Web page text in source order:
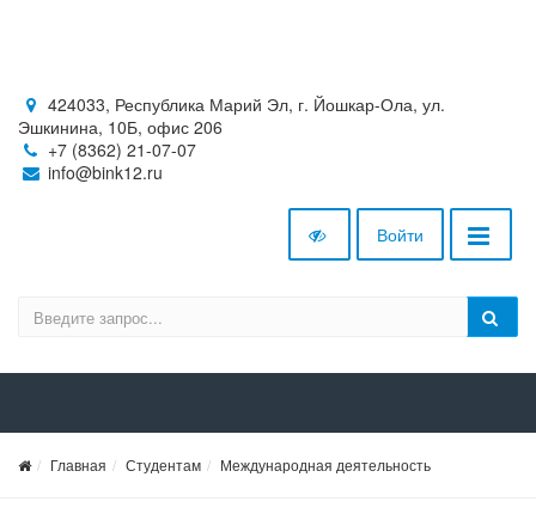
424033, Республика Марий Эл, г. Йошкар-Ола, ул.
Эшкинина, 10Б, офис 206
+7 (8362) 21-07-07
info@bink12.ru
Войти
Главная Студентам Международная деятельность